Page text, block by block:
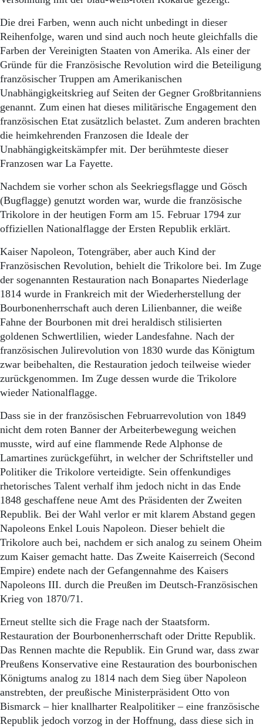
Die drei Farben, wenn auch nicht unbedingt in dieser
Reihenfolge, waren und sind auch noch heute gleichfalls die
Farben der Vereinigten Staaten von Amerika. Als einer der
Gründe für die Französische Revolution wird die Beteiligung
französischer Truppen am Amerikanischen
Unabhängigkeitskrieg auf Seiten der Gegner Großbritanniens
genannt. Zum einen hat dieses militärische Engagement den
französischen Etat zusätzlich belastet. Zum anderen brachten
die heimkehrenden Franzosen die Ideale der
Unabhängigkeitskämpfer mit. Der berühmteste dieser
Franzosen war La Fayette.
Nachdem sie vorher schon als Seekriegsflagge und Gösch
(Bugflagge) genutzt worden war, wurde die französische
Trikolore in der heutigen Form am 15. Februar 1794 zur
offiziellen Nationalflagge der Ersten Republik erklärt.
Kaiser Napoleon, Totengräber, aber auch Kind der
Französischen Revolution, behielt die Trikolore bei. Im Zuge
der sogenannten Restauration nach Bonapartes Niederlage
1814 wurde in Frankreich mit der Wiederherstellung der
Bour­bonen­herr­schaft auch deren Lilienbanner, die weiße
Fahne der Bourbonen mit drei heraldisch stilisierten
goldenen Schwertlilien, wieder Landesfahne. Nach der
französischen Julirevolution von 1830 wurde das Königtum
zwar beibehalten, die Restauration jedoch teilweise wieder
zurückgenommen. Im Zuge dessen wurde die Trikolore
wieder Nationalflagge.
Dass sie in der französischen Februarrevolution von 1849
nicht dem roten Banner der Arbeiterbewegung weichen
musste, wird auf eine flammende Rede Alphonse de
Lamartines zurückgeführt, in welcher der Schriftsteller und
Politiker die Trikolore verteidigte. Sein offenkundiges
rhetorisches Talent verhalf ihm jedoch nicht in das Ende
1848 geschaffene neue Amt des Präsidenten der Zweiten
Republik. Bei der Wahl verlor er mit klarem Abstand gegen
Napoleons Enkel Louis Napoleon. Dieser behielt die
Trikolore auch bei, nachdem er sich analog zu seinem Oheim
zum Kaiser gemacht hatte. Das Zweite Kaiserreich (Second
Empire) endete nach der Gefangennahme des Kaisers
Napoleons III. durch die Preußen im Deutsch-Französischen
Krieg von 1870/71.
Erneut stellte sich die Frage nach der Staatsform.
Restauration der Bourbonenherrschaft oder Dritte Republik.
Das Rennen machte die Republik. Ein Grund war, dass zwar
Preußens Konservative eine Restauration des bourbonischen
Königtums analog zu 1814 nach dem Sieg über Napoleon
anstrebten, der preußische Ministerpräsident Otto von
Bismarck – hier knallharter Realpolitiker – eine französische
Republik jedoch vorzog in der Hoffnung, dass diese sich in